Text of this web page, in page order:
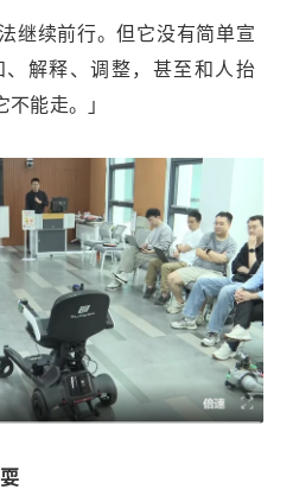
继续前行。但它没有简单宣
解释、调整，甚至和人抬
能走。」